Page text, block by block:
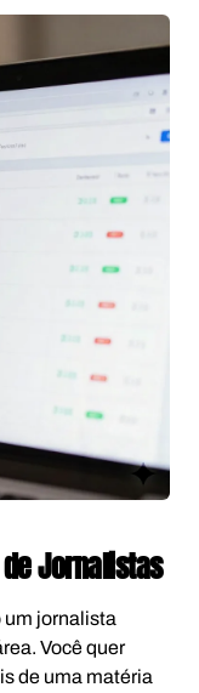
Jornalistas
um jornalista
Você quer
de uma matéria